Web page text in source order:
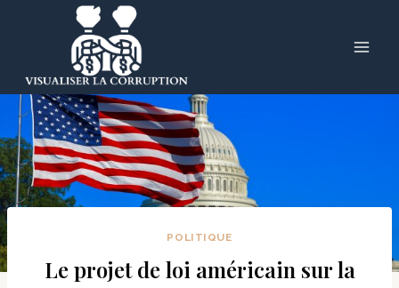
POLITIQUE
Le projet de loi américain sur la